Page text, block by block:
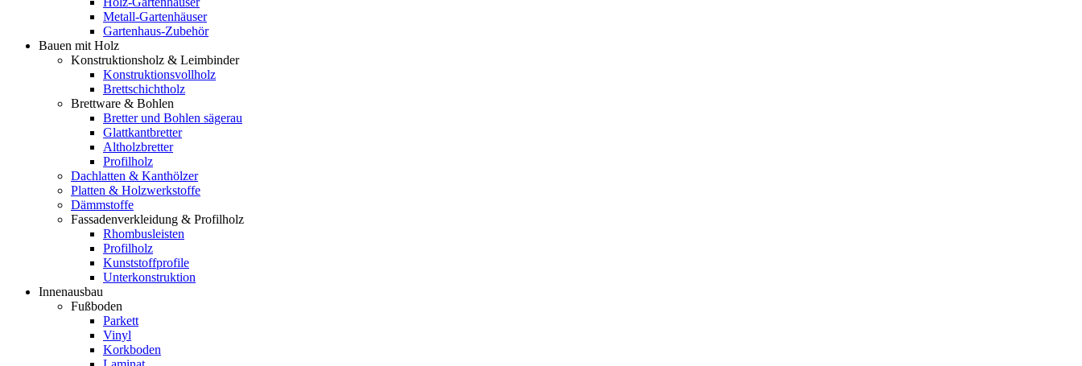
Metall-Gartenhäuser
Gartenhaus-Zubehör
Bauen mit Holz
Konstruktionsholz & Leimbinder
Konstruktionsvollholz
Brettschichtholz
Brettware & Bohlen
Bretter und Bohlen sägerau
Glattkantbretter
Altholzbretter
Profilholz
Dachlatten & Kanthölzer
Platten & Holzwerkstoffe
Dämmstoffe
Fassadenverkleidung & Profilholz
Rhombusleisten
Profilholz
Kunststoffprofile
Unterkonstruktion
Innenausbau
Fußboden
Parkett
Vinyl
Korkboden